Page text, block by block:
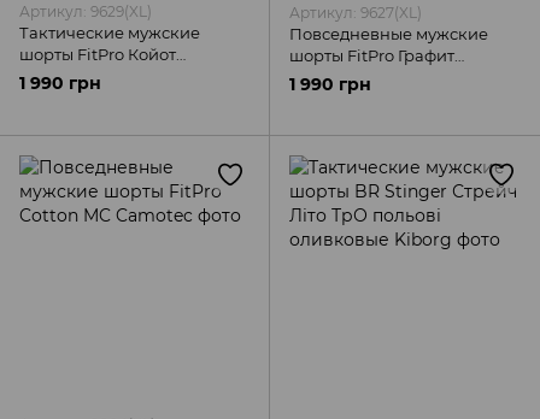
Артикул: 9629(XL)
Тактические мужские
шорты FitPro Койот
Camotec
1 990 грн
Артикул: 9627(XL)
Повседневные мужские
шорты FitPro Графит
Camotec
1 990 грн